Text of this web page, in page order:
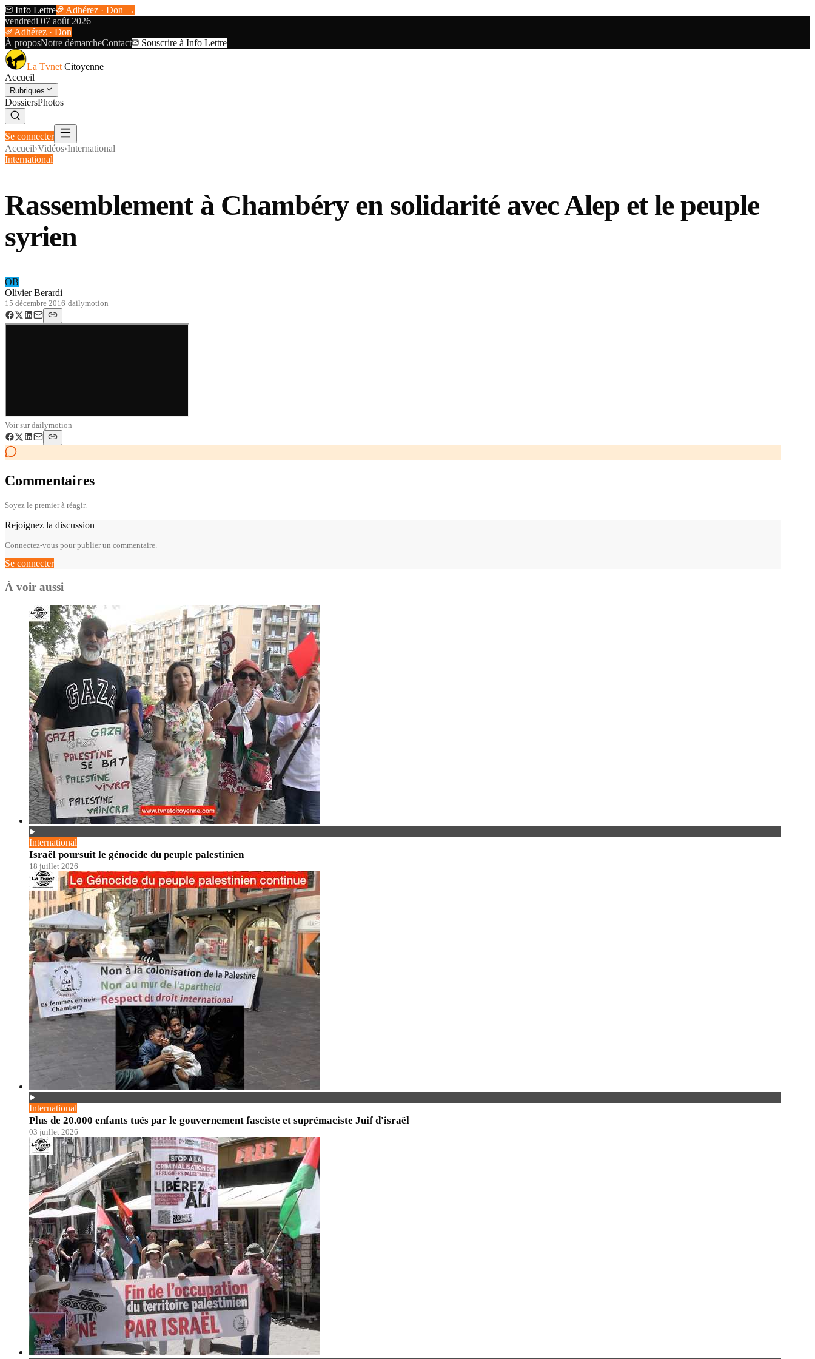
Info Lettre
Adhérez · Don →
vendredi 07 août 2026
Adhérez · Don
À proposNotre démarcheContact Souscrire à Info Lettre
La Tvnet Citoyenne
Accueil
Rubriques
DossiersPhotos
Se connecter
Accueil›Vidéos›International
International
Rassemblement à Chambéry en solidarité avec Alep et le peuple
syrien
OB
Olivier Berardi
15 décembre 2016·dailymotion
Voir surdailymotion
Commentaires
Soyez le premier à réagir.
Rejoignez la discussion
Connectez-vous pour publier un commentaire.
Se connecter
À voir aussi
International
Israël poursuit le génocide du peuple palestinien
18 juillet 2026
International
Plus de 20.000 enfants tués par le gouvernement fasciste et suprémaciste Juif d'israël
03 juillet 2026